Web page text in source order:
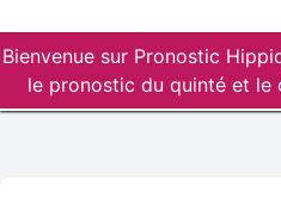
Bienvenue sur Pronostic
le pronostic du quinté et le